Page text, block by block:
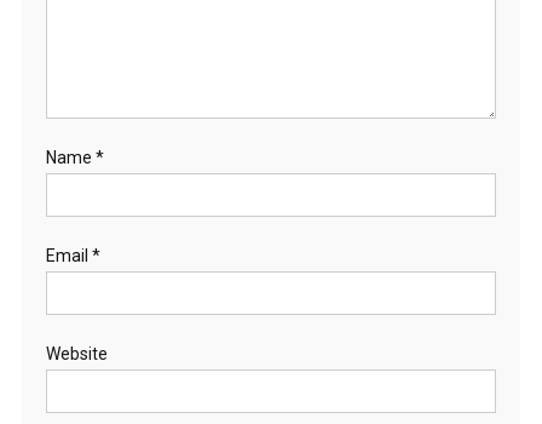
Name *
Email *
Website